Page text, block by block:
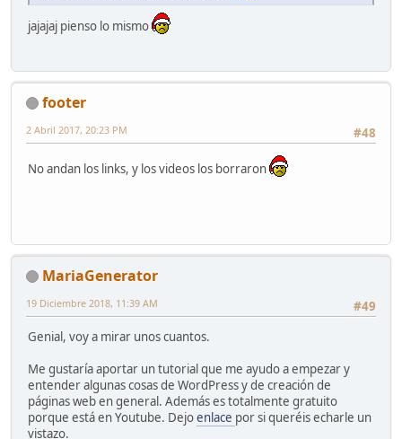
jajajaj pienso lo mismo
footer
#48
2 Abril 2017, 20:23 PM
No andan los links, y los videos los borraron
MariaGenerator
#49
19 Diciembre 2018, 11:39 AM
Genial, voy a mirar unos cuantos.
Me gustaría aportar un tutorial que me ayudo a empezar y
entender algunas cosas de WordPress y de creación de
páginas web en general. Además es totalmente gratuito
porque está en Youtube. Dejoenlace por si queréis echarle un
vistazo.